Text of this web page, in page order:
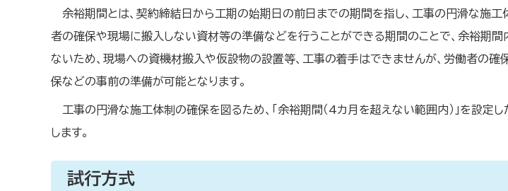
余裕期間とは、契約締結日から工期の始期日の前日までの期間を指し、工事の円滑な施
者の確保や現場に搬入しない資材等の準備などを行うことができる期間のことで、余裕期間
ないため、現場への資機材搬入や仮設物の設置等、工事の着手はできませんが、労働者の
保などの事前の準備が可能となります。
工事の円滑な施工体制の確保を図るため、「余裕期間（4カ月を超えない範囲内）」を設定
します。
試行方式